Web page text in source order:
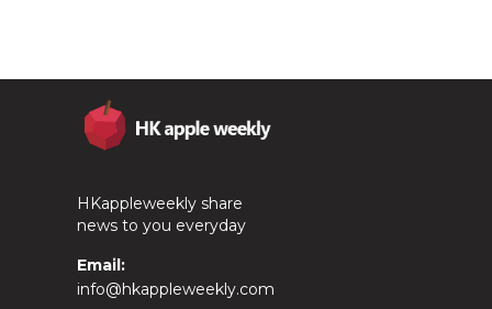
HKappleweekly share
news to you everyday
Email:
info@hkappleweekly.com